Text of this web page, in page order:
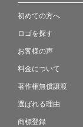
初めての方へ
ロゴを探す
お客様の声
料金について
著作権無償譲渡
選ばれる理由
商標登録